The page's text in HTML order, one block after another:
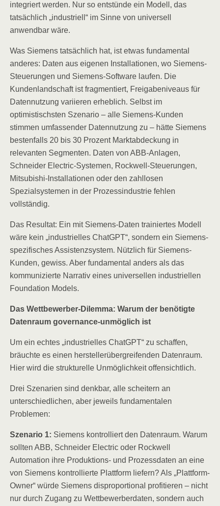
integriert werden. Nur so entstünde ein Modell, das
tatsächlich „industriell“ im Sinne von universell
anwendbar wäre.
Was Siemens tatsächlich hat, ist etwas fundamental
anderes: Daten aus eigenen Installationen, wo Siemens-
Steuerungen und Siemens-Software laufen. Die
Kundenlandschaft ist fragmentiert, Freigabeniveaus für
Datennutzung variieren erheblich. Selbst im
optimistischsten Szenario – alle Siemens-Kunden
stimmen umfassender Datennutzung zu – hätte Siemens
bestenfalls 20 bis 30 Prozent Marktabdeckung in
relevanten Segmenten. Daten von ABB-Anlagen,
Schneider Electric-Systemen, Rockwell-Steuerungen,
Mitsubishi-Installationen oder den zahllosen
Spezialsystemen in der Prozessindustrie fehlen
vollständig.
Das Resultat: Ein mit Siemens-Daten trainiertes Modell
wäre kein „industrielles ChatGPT“, sondern ein Siemens-
spezifisches Assistenzsystem. Nützlich für Siemens-
Kunden, gewiss. Aber fundamental anders als das
kommunizierte Narrativ eines universellen industriellen
Foundation Models.
Das Wettbewerber-Dilemma: Warum der benötigte
Datenraum governance-unmöglich ist
Um ein echtes „industrielles ChatGPT“ zu schaffen,
bräuchte es einen herstellerübergreifenden Datenraum.
Hier wird die strukturelle Unmöglichkeit offensichtlich.
Drei Szenarien sind denkbar, alle scheitern an
unterschiedlichen, aber jeweils fundamentalen
Problemen:
Szenario 1: Siemens kontrolliert den Datenraum. Warum
sollten ABB, Schneider Electric oder Rockwell
Automation ihre Produktions- und Prozessdaten an eine
von Siemens kontrollierte Plattform liefern? Als „Plattform-
Owner“ würde Siemens disproportional profitieren – nicht
nur durch Zugang zu Wettbewerberdaten, sondern auch